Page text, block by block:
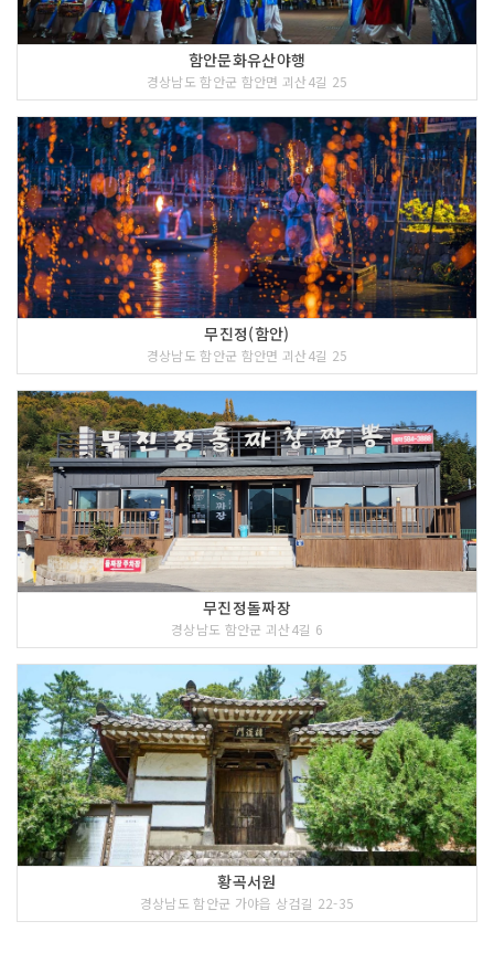
함안문화유산야행
경상남도 함안군 함안면 괴산4길 25
무진정(함안)
경상남도 함안군 함안면 괴산4길 25
무진정돌짜장
경상남도 함안군 괴산4길 6
황곡서원
경상남도 함안군 가야읍 상검길 22-35